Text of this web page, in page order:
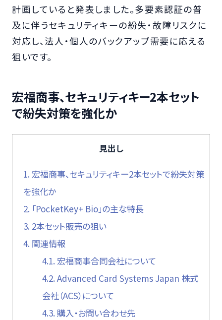
計画していると発表しました。多要素認証の普
及に伴うセキュリティキーの紛失・故障リスクに
対応し、法人・個人のバックアップ需要に応える
狙いです。
宏福商事、セキュリティキー2本セット
で紛失対策を強化か
見出し
1. 宏福商事、セキュリティキー2本セットで紛失対策
を強化か
2. 「PocketKey+ Bio」の主な特長
3. 2本セット販売の狙い
4. 関連情報
4.1. 宏福商事合同会社について
4.2. Advanced Card Systems Japan 株式
会社（ACS）について
4.3. 購入・お問い合わせ先